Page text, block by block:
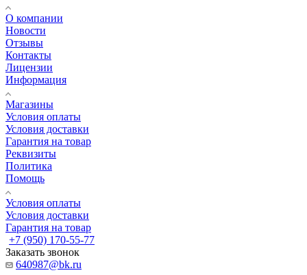
О компании
Новости
Отзывы
Контакты
Лицензии
Информация
Магазины
Условия оплаты
Условия доставки
Гарантия на товар
Реквизиты
Политика
Помощь
Условия оплаты
Условия доставки
Гарантия на товар
+7 (950) 170-55-77
Заказать звонок
640987@bk.ru